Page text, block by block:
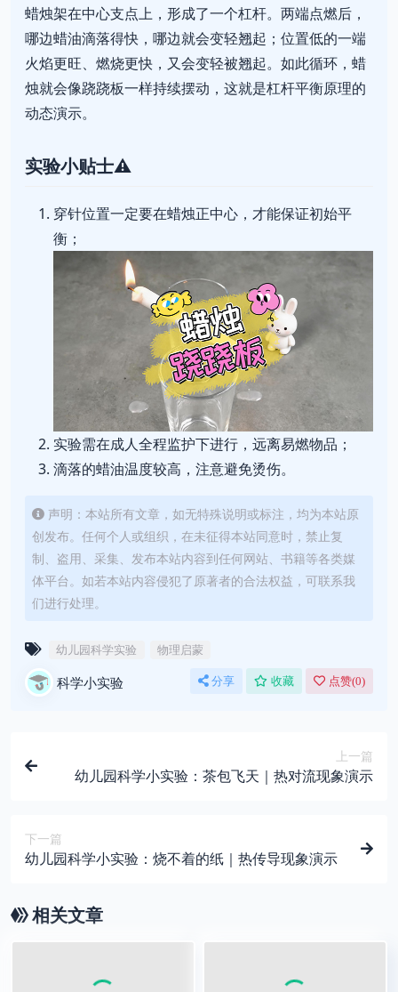
蜡烛架在中心支点上，形成了一个杠杆。两端点燃后，
哪边蜡油滴落得快，哪边就会变轻翘起；位置低的一端
火焰更旺、燃烧更快，又会变轻被翘起。如此循环，蜡
烛就会像跷跷板一样持续摆动，这就是杠杆平衡原理的
动态演示。
实验小贴士⚠️
穿针位置一定要在蜡烛正中心，才能保证初始平
衡；
实验需在成人全程监护下进行，远离易燃物品；
滴落的蜡油温度较高，注意避免烫伤。
声明：本站所有文章，如无特殊说明或标注，均为本站原
创发布。任何个人或组织，在未征得本站同意时，禁止复
制、盗用、采集、发布本站内容到任何网站、书籍等各类媒
体平台。如若本站内容侵犯了原著者的合法权益，可联系我
们进行处理。
幼儿园科学实验 物理启蒙
科学小实验 分享 收藏 点赞(0)
上一篇
幼儿园科学小实验：茶包飞天｜热对流现象演示
下一篇
幼儿园科学小实验：烧不着的纸｜热传导现象演示
相关文章